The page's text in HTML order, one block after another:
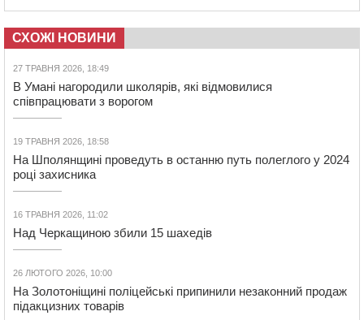
СХОЖІ НОВИНИ
27 ТРАВНЯ 2026, 18:49
В Умані нагородили школярів, які відмовилися
співпрацювати з ворогом
19 ТРАВНЯ 2026, 18:58
На Шполянщині проведуть в останню путь полеглого у 2024
році захисника
16 ТРАВНЯ 2026, 11:02
Над Черкащиною збили 15 шахедів
26 ЛЮТОГО 2026, 10:00
На Золотоніщині поліцейські припинили незаконний продаж
підакцизних товарів